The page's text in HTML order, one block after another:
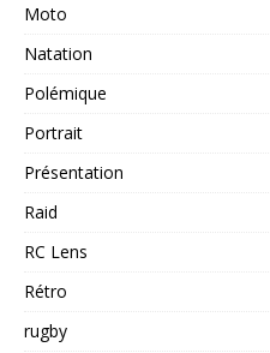
Moto
Natation
Polémique
Portrait
Présentation
Raid
RC Lens
Rétro
rugby